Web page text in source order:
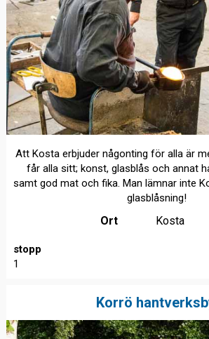
Att Kosta erbjuder någonting för alla är
får alla sitt; konst, glasblås och annat
samt god mat och fika. Man lämnar inte
glasblåsning!
Ort Kosta
stopp
1
Korrö